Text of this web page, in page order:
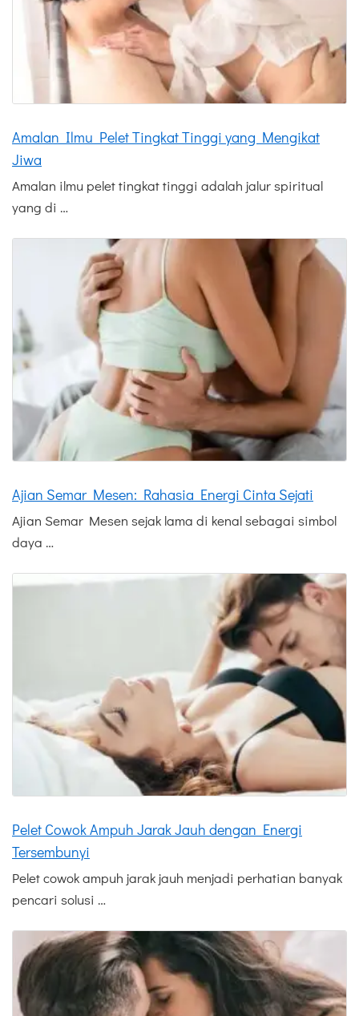
Amalan Ilmu Pelet Tingkat Tinggi yang Mengikat
Jiwa
Amalan ilmu pelet tingkat tinggi adalah jalur spiritual
yang di …
Ajian Semar Mesen: Rahasia Energi Cinta Sejati
Ajian Semar Mesen sejak lama di kenal sebagai simbol
daya …
Pelet Cowok Ampuh Jarak Jauh dengan Energi
Tersembunyi
Pelet cowok ampuh jarak jauh menjadi perhatian banyak
pencari solusi …